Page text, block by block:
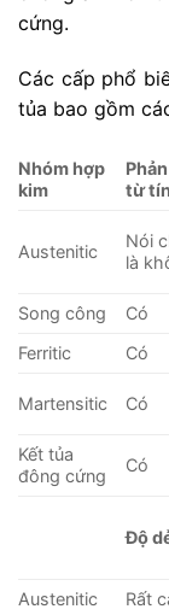
cứng.
Các cấp phổ
tủa bao gồm
Nhóm hợp
kim
từ
Austenitic
Nói
là
Song công
Có
Ferritic
Có
Martensitic Có
Kết tủa
đông cứng
Có
Độ
Austenitic Rất